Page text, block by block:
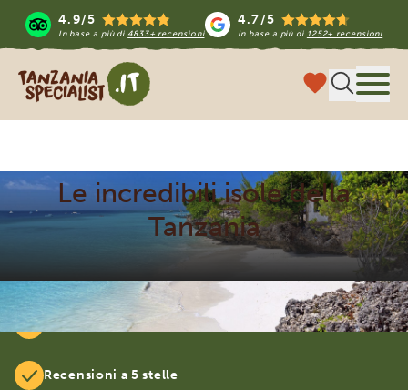
4.9/5
In base a più di 4833+ recensioni
4.7/5
In base a più di 1252+ recensioni
Tanzania Specialist
Le incredibili isole della
Tanzania
Viaggi al 100% su misura
Recensioni a 5 stelle